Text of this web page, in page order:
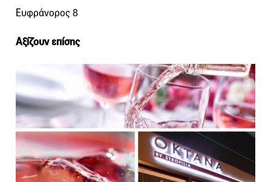
Ευφράνορος 8
Αξίζουν επίσης